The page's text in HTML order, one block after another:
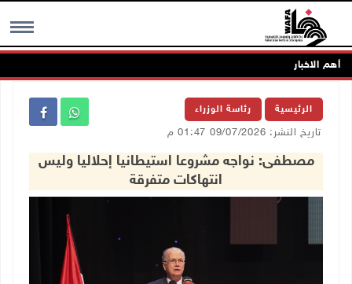
MENU أهم الاخبار
الرئيسية رئاسة الوزراء
تاريخ النشر: 09/07/2026 01:47 م
مصطفى: نواجه مشروعا استيطانيا إحلاليا وليس
انتهاكات متفرقة